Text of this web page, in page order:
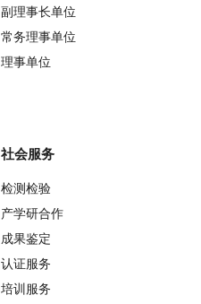
副理事长单位
常务理事单位
理事单位
社会服务
检测检验
产学研合作
成果鉴定
认证服务
培训服务